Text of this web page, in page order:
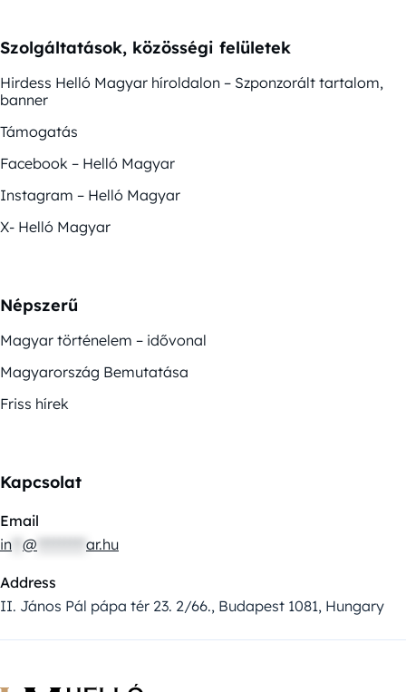
Szolgáltatások, közösségi felületek
Hirdess Helló Magyar híroldalon – Szponzorált tartalom,
banner
Támogatás
Facebook – Helló Magyar
Instagram – Helló Magyar
X- Helló Magyar
Népszerű
Magyar történelem – idővonal
Magyarország Bemutatása
Friss hírek
Kapcsolat
Email
in @ ar.hu
Address
II. János Pál pápa tér 23. 2/66., Budapest 1081, Hungary